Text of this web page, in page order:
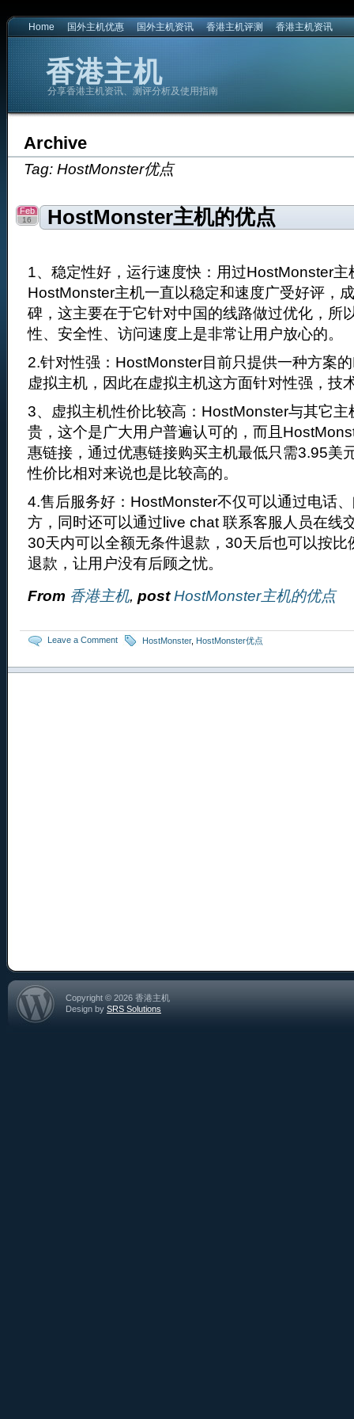
Home 国外主机优惠 国外主机资讯 香港主机评测 香港主机资讯
香港主机
分享香港主机资讯、测评分析及使用指南
Archive
Tag: HostMonster优点
HostMonster主机的优点
Feb
16
1、稳定性好，运行速度快：用过HostMonster主
HostMonster主机一直以稳定和速度广受好评，
碑，这主要在于它针对中国的线路做过优化，所
性、安全性、访问速度上是非常让用户放心的。
2.针对性强：HostMonster目前只提供一种方案
虚拟主机，因此在虚拟主机这方面针对性强，技
3、虚拟主机性价比较高：HostMonster与其它
贵，这个是广大用户普遍认可的，而且
惠链接，通过优惠链接购买主机最低只需3.95美
性价比相对来说也是比较高的。
4.售后服务好：HostMonster不仅可以通过电话
方，同时还可以通过live chat 联系客服人员在线
30天内可以全额无条件退款，30天后也可以按比
退款，让用户没有后顾之忧。
From 香港主机, post HostMonster主机的优点
Leave a Comment HostMonster, HostMonster优点
Copyright © 2026 香港主机
Design by SRS Solutions